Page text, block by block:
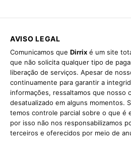
AVISO LEGAL
Comunicamos que Dirrix é um site
que não solicita qualquer tipo de
liberação de serviços. Apesar de
continuamente para garantir a
informações, ressaltamos que nosso
desatualizado em alguns momentos.
temos controle parcial sobre o que é
por isso não nos responsabilizamos
terceiros e oferecidos por meio de